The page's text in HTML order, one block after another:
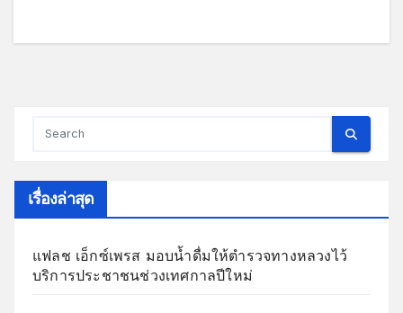
เรื่องล่าสุด
แฟลช เอ็กซ์เพรส มอบน้ำดื่มให้ตำรวจทางหลวงไว้
บริการประชาชนช่วงเทศกาลปีใหม่